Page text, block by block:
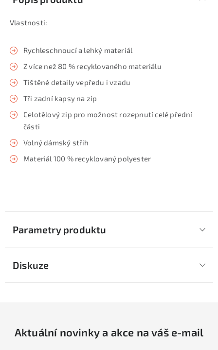
Vlastnosti:
Rychleschnoucí a lehký materiál
Z více než 80 % recyklovaného materiálu
Tištěné detaily vepředu i vzadu
Tři zadní kapsy na zip
Celotělový zip pro možnost rozepnutí celé přední
části
Volný dámský střih
Materiál 100 % recyklovaný polyester
Parametry produktu
Diskuze
Aktuální novinky a akce na váš e-mail